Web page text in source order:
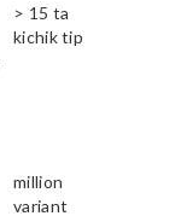
> 15 ta
kichik tip
million
variant